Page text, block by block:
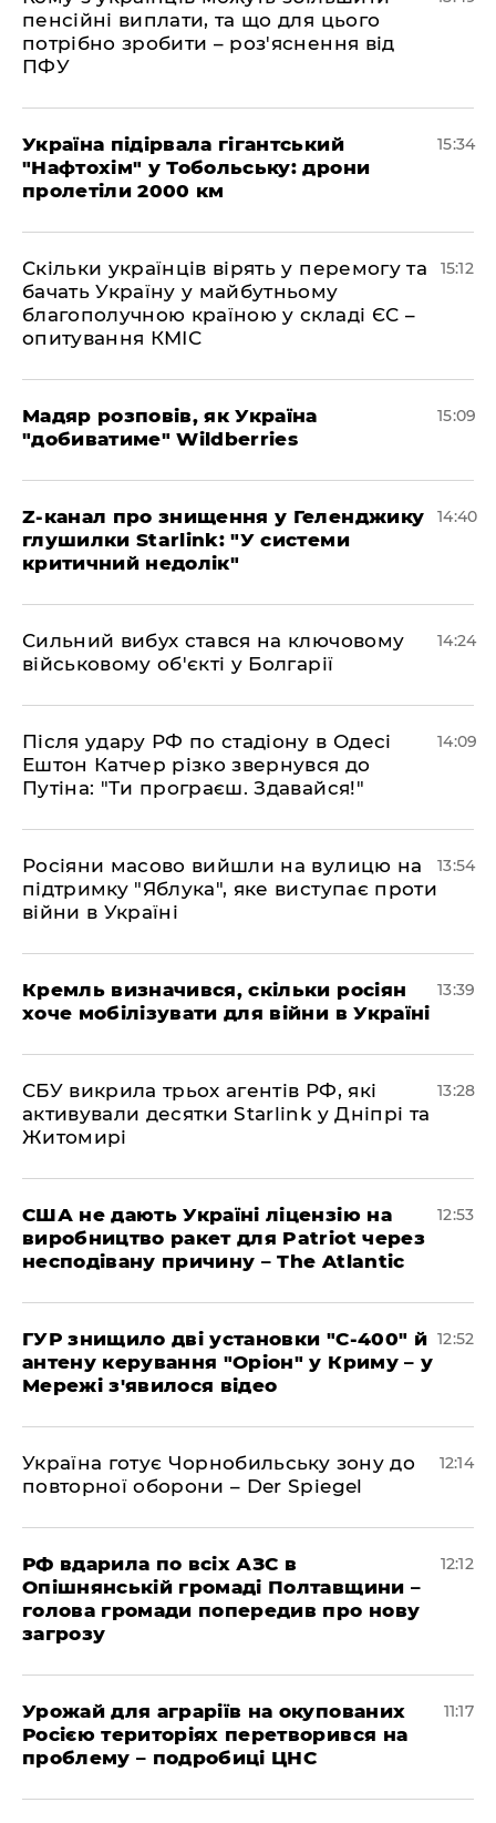
пенсійні виплати, та що для цього
потрібно зробити – роз'яснення від
ПФУ
Україна підірвала гігантський
"Нафтохім" у Тобольську: дрони
пролетіли 2000 км
15:34
Скільки українців вірять у перемогу та
бачать Україну у майбутньому
благополучною країною у складі ЄС –
опитування КМІС
15:12
Мадяр розповів, як Україна
"добиватиме" Wildberries
15:09
Z-канал про знищення у Геленджику
глушилки Starlink: "У системи
критичний недолік"
14:40
Сильний вибух стався на ключовому
військовому об'єкті у Болгарії
14:24
Після удару РФ по стадіону в Одесі
Ештон Катчер різко звернувся до
Путіна: "Ти програєш. Здавайся!"
14:09
Росіяни масово вийшли на вулицю на
підтримку "Яблука", яке виступає проти
війни в Україні
13:54
Кремль визначився, скільки росіян
хоче мобілізувати для війни в Україні
13:39
СБУ викрила трьох агентів РФ, які
активували десятки Starlink у Дніпрі та
Житомирі
13:28
США не дають Україні ліцензію на
виробництво ракет для Patriot через
несподівану причину – The Atlantic
12:53
ГУР знищило дві установки "С-400" й
антену керування "Оріон" у Криму – у
Мережі з'явилося відео
12:52
Україна готує Чорнобильську зону до
повторної оборони – Der Spiegel
12:14
РФ вдарила по всіх АЗС в
Опішнянській громаді Полтавщини –
голова громади попередив про нову
загрозу
12:12
Урожай для аграріїв на окупованих
Росією територіях перетворився на
проблему – подробиці ЦНС
11:17